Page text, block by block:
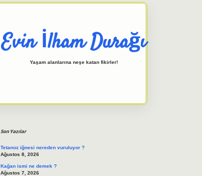
Evin İlham Durağı
Yaşam alanlarına neşe katan fikirler!
Son Yazılar
Tetanoz iğnesi nereden vuruluyor ?
Ağustos 8, 2026
Kağan ismi ne demek ?
Ağustos 7, 2026